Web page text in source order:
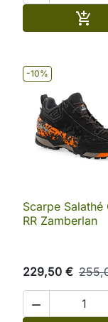

-10%
Scarpe Salathé
RR Zamberlan
229,50 €
